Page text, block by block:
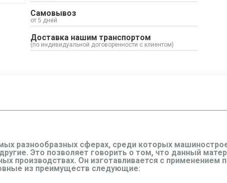
Самовывоз
от 5 дней
Доставка нашим транспортом
(по индивидуальной договоренности с клиентом)
разнообразных сферах, среди которых
Это позволяет говорить о том, что данный
производствах. Он изготавливается с применением
из преимуществ следующие: